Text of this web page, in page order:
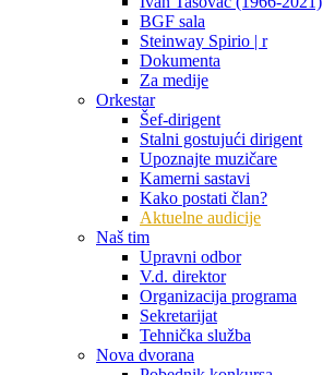
BGF sala
Steinway Spirio | r
Dokumenta
Za medije
Orkestar
Šef-dirigent
Stalni gostujući dirigent
Upoznajte muzičare
Kamerni sastavi
Kako postati član?
Aktuelne audicije
Naš tim
Upravni odbor
V.d. direktor
Organizacija programa
Sekretarijat
Tehnička služba
Nova dvorana